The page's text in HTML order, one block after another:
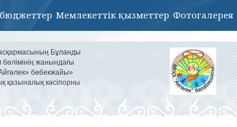
Мемлекеттік қызметтер Фотогалерея
Бұланды
жанындағы
бөбекжайы»
қазыналық кәсіпорны